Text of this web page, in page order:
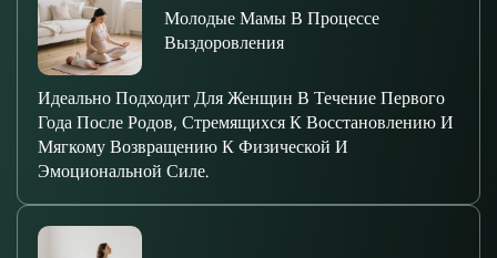
Молодые Мамы В Процессе
Выздоровления
Идеально Подходит Для Женщин В Течение Первого
Года После Родов, Стремящихся К Восстановлению И
Мягкому Возвращению К Физической И
Эмоциональной Силе.